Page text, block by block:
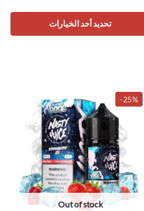
تحديد أحد الخيارات
-25%
Out of stock